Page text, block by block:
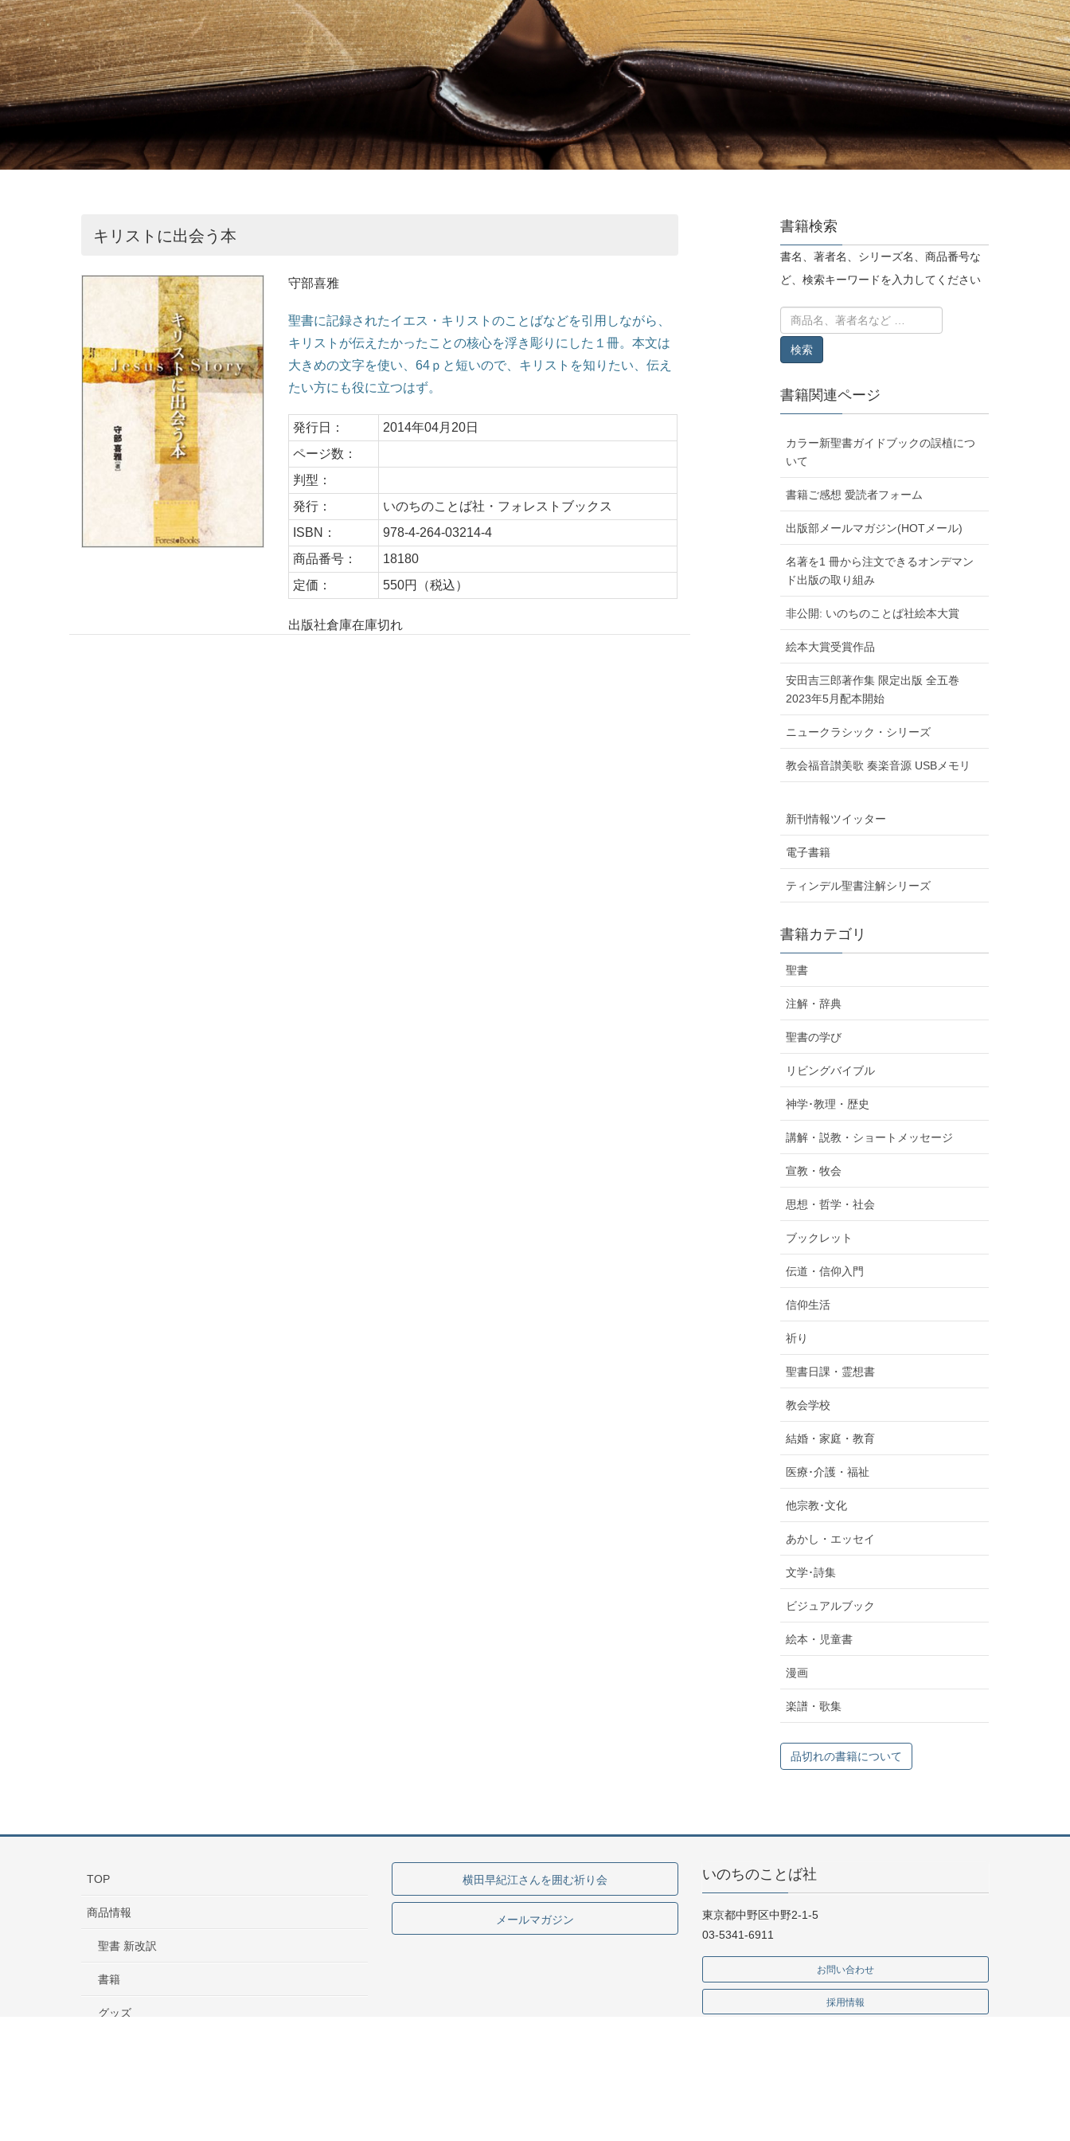
キリストに出会う本
守部喜雅
聖書に記録されたイエス・キリストのことばなどを引用しながら、
キリストが伝えたかったことの核心を浮き彫りにした１冊。本文は
大きめの文字を使い、64ｐと短いので、キリストを知りたい、伝え
たい方にも役に立つはず。
発行日：
2014年04月20日
ページ数：
判型：
発行：
いのちのことば社・フォレストブックス
ISBN：
978-4-264-03214-4
商品番号：
18180
定価：
550円（税込）
出版社倉庫在庫切れ
書籍検索
書名、著者名、シリーズ名、商品番号な
ど、検索キーワードを入力してください
書籍関連ページ
カラー新聖書ガイドブックの誤植につ
いて
書籍ご感想 愛読者フォーム
出版部メールマガジン(HOTメール)
名著を1 冊から注文できるオンデマン
ド出版の取り組み
非公開: いのちのことば社絵本大賞
絵本大賞受賞作品
安田吉三郎著作集 限定出版 全五巻
2023年5月配本開始
ニュークラシック・シリーズ
教会福音讃美歌 奏楽音源 USBメモリ
新刊情報ツイッター
電子書籍
ティンデル聖書注解シリーズ
書籍カテゴリ
聖書
注解・辞典
聖書の学び
リビングバイブル
神学･教理・歴史
講解・説教・ショートメッセージ
宣教・牧会
思想・哲学・社会
ブックレット
伝道・信仰入門
信仰生活
祈り
聖書日課・霊想書
教会学校
結婚・家庭・教育
医療･介護・福祉
他宗教･文化
あかし・エッセイ
文学･詩集
ビジュアルブック
絵本・児童書
漫画
楽譜・歌集
品切れの書籍について
TOP
商品情報
聖書 新改訳
書籍
グッズ
横田早紀江さんを囲む祈り会
メールマガジン
いのちのことば社
東京都中野区中野2-1-5
03-5341-6911
お問い合わせ
採用情報